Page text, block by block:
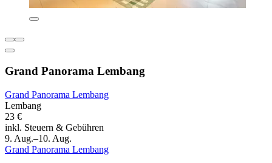
Grand Panorama Lembang
Grand Panorama Lembang
Lembang
23 €
inkl. Steuern & Gebühren
9. Aug.–10. Aug.
Grand Panorama Lembang